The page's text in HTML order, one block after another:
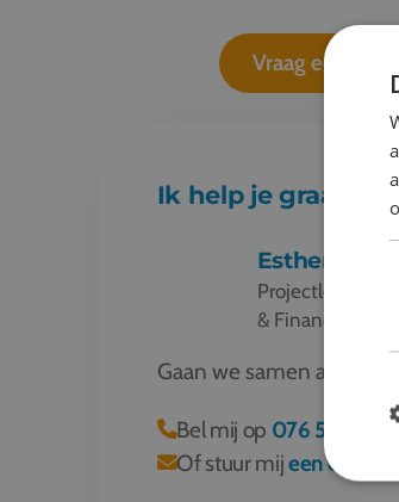
Vraag een
Ik help je graag
Esther
Projectleider
& Finance
Gaan we samen aan de
Bel mij op 076 522 30
Of stuur mijeen e-mail